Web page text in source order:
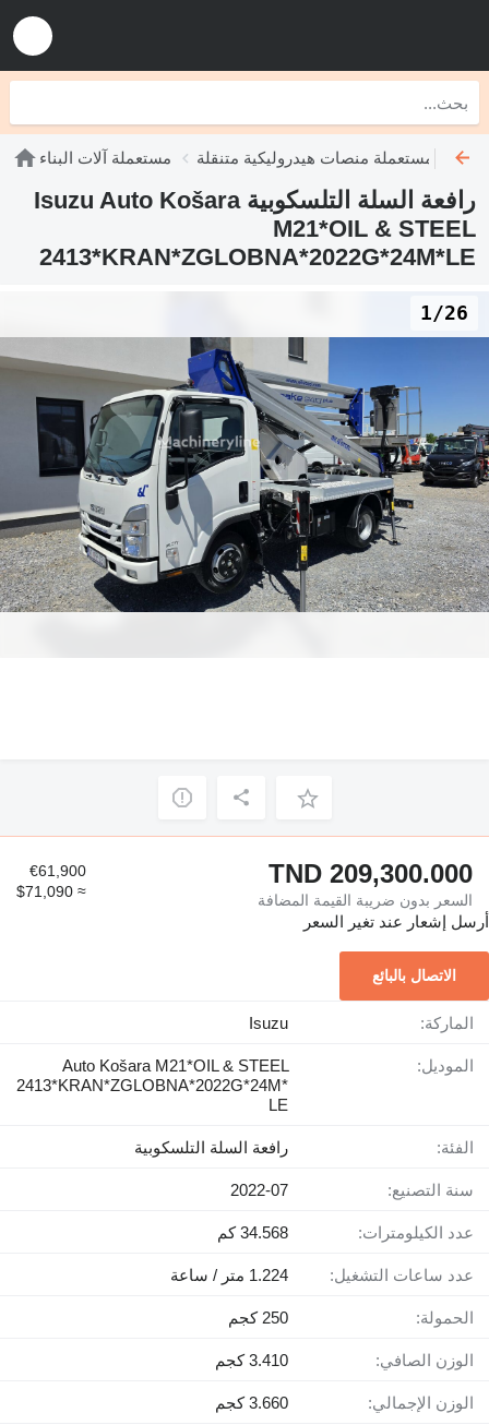
مستعملة آلات البناء مستعملة منصات هيدروليكية متنقلة
رافعة السلة التلسكوبية Isuzu Auto Košara
M21*OIL & STEEL
2413*KRAN*ZGLOBNA*2022G*24M*LE
1/26
TND 209,300.000
السعر بدون ضريبة القيمة المضافة
€61,900
≈ $71,090
أرسل إشعار عند تغير السعر
الاتصال بالبائع
الماركة: Isuzu
الموديل:
Auto Košara M21*OIL & STEEL
2413*KRAN*ZGLOBNA*2022G*24M*
LE
الفئة: رافعة السلة التلسكوبية
سنة التصنيع: 2022-07
عدد الكيلومترات: 34.568 كم
عدد ساعات التشغيل: 1.224 متر / ساعة
الحمولة: 250 كجم
الوزن الصافي: 3.410 كجم
الوزن الإجمالي: 3.660 كجم